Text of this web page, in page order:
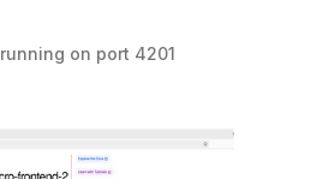
on port 4201